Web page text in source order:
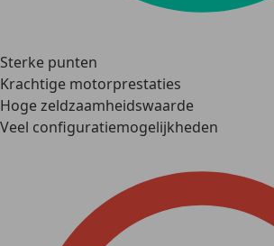
Sterke punten
Krachtige motorprestaties
Hoge zeldzaamheidswaarde
Veel configuratiemogelijkheden